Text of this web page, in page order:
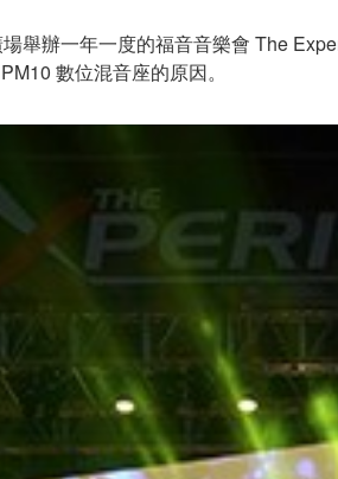
舉辦一年一度的福音音樂會 The
數位混音座的原因。